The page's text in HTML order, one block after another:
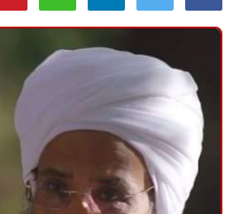
منوعات
حوادث وقضايا
عالمية